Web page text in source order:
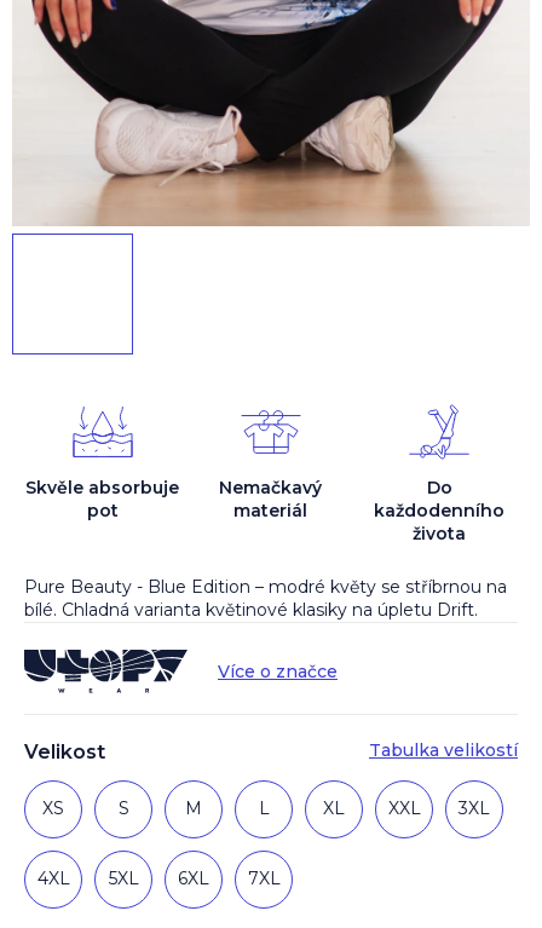
Velikost Tabulka velikostí
XS S M L XL XXL 3XL
4XL 5XL 6XL 7XL
Pure Beauty - Blue Edition – modré květy se stříbrnou na
bílé. Chladná varianta květinové klasiky na úpletu Drift.
Více o značce
Skvěle absorbuje
pot
Nemačkavý
materiál
Do
každodenního
života